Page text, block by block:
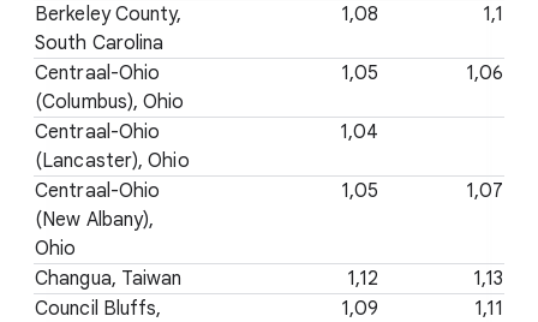
Berkeley County,
South Carolina
1,08 1,1
Centraal-Ohio
(Columbus), Ohio
1,05 1,06
Centraal-Ohio
(Lancaster), Ohio
1,04
Centraal-Ohio
(New Albany),
Ohio
1,05 1,07
Changua, Taiwan 1,12
1,13
Council Bluffs,
1,09 1,11